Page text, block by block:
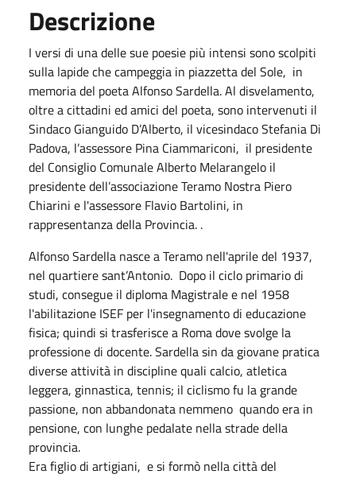
Descrizione
I versi di una delle sue poesie più intensi sono scolpiti
sulla lapide che campeggia in piazzetta del Sole, in
memoria del poeta Alfonso Sardella. Al disvelamento,
oltre a cittadini ed amici del poeta, sono intervenuti il
Sindaco Gianguido D’Alberto, il vicesindaco Stefania Di
Padova, l’assessore Pina Ciammariconi, il presidente
del Consiglio Comunale Alberto Melarangelo il
presidente dell’associazione Teramo Nostra Piero
Chiarini e l'assessore Flavio Bartolini, in
rappresentanza della Provincia. .
Alfonso Sardella nasce a Teramo nell'aprile del 1937,
nel quartiere sant’Antonio. Dopo il ciclo primario di
studi, consegue il diploma Magistrale e nel 1958
l'abilitazione ISEF per l'insegnamento di educazione
fisica; quindi si trasferisce a Roma dove svolge la
professione di docente. Sardella sin da giovane pratica
diverse attività in discipline quali calcio, atletica
leggera, ginnastica, tennis; il ciclismo fu la grande
passione, non abbandonata nemmeno quando era in
pensione, con lunghe pedalate nella strade della
provincia.
Era figlio di artigiani, e si formò nella città del